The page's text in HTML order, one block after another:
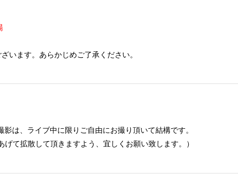
います。あらかじめご了承ください。
は、ライブ中に限りご自由にお撮り頂いて結構です。
げて拡散して頂きますよう、宜しくお願い致します。）